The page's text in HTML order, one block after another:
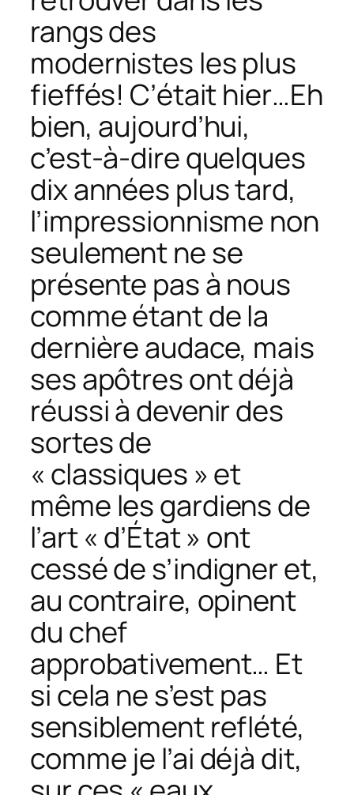
rangs des
modernistes les plus
fieffés! C’était hier…Eh
bien, aujourd’hui,
c’est-à-dire quelques
dix années plus tard,
l’impressionnisme non
seulement ne se
présente pas à nous
comme étant de la
dernière audace, mais
ses apôtres ont déjà
réussi à devenir des
sortes de
« classiques » et
même les gardiens de
l’art « d’État » ont
cessé de s’indigner et,
au contraire, opinent
du chef
approbativement… Et
si cela ne s’est pas
sensiblement reflété,
comme je l’ai déjà dit,